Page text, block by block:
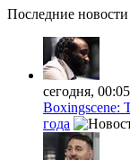
Последние новости
сегодня, 00:05
Boxingscene:
года